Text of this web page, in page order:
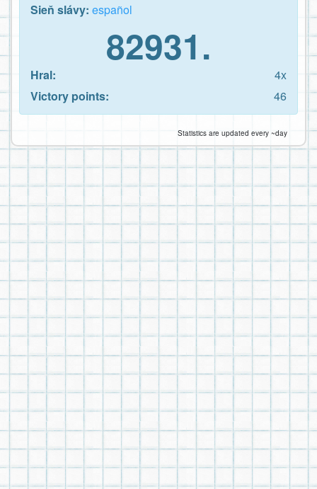
Sieň slávy: español
82931.
Hral:
4x
Victory points:
46
Statistics are updated every ~day